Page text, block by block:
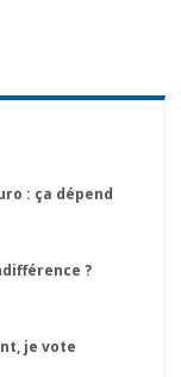
: ça dépend
?
je vote